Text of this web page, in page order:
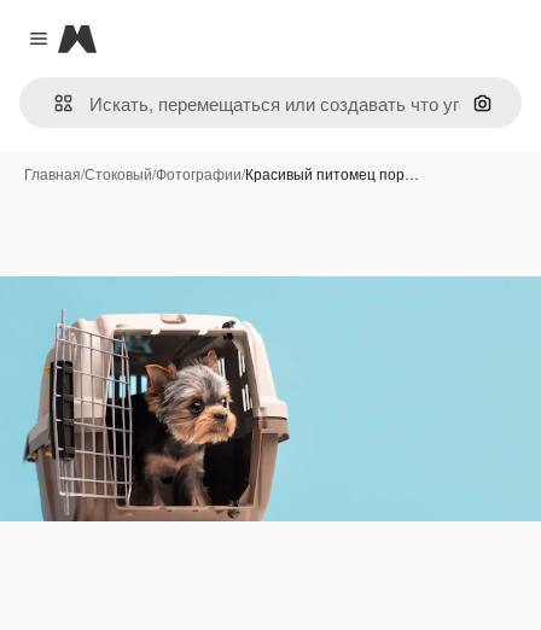
Close menu
Magnific
Поиск
Главная/Стоковый/Фотографии/Красивый питомец пор…